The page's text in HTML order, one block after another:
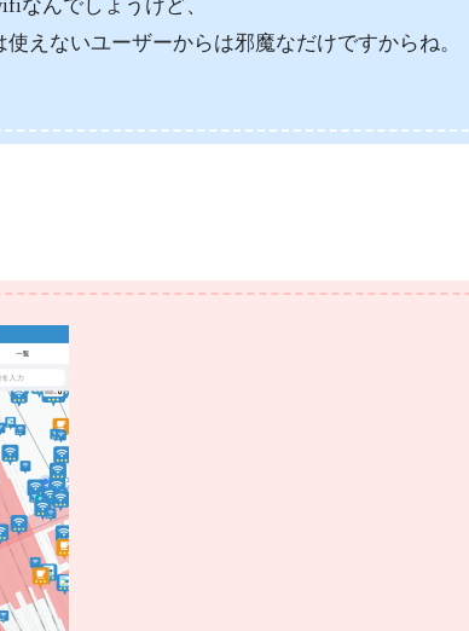
なんでしょうけど、
えないユーザーからは邪魔なだけですからね。